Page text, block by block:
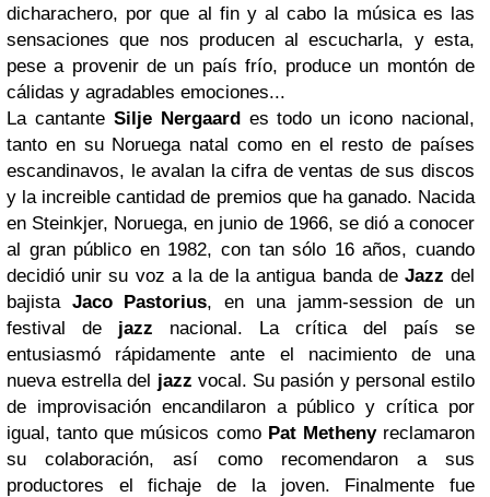
dicharachero, por que al fin y al cabo la música es las
sensaciones que nos producen al escucharla, y esta,
pese a provenir de un país frío, produce un montón de
cálidas y agradables emociones...
La cantante Silje Nergaardes todo un icono nacional,
tanto en su Noruega natal como en el resto de países
escandinavos, le avalan la cifra de ventas de sus discos
y la increible cantidad de premios que ha ganado. Nacida
en Steinkjer, Noruega, en junio de 1966, se dió a conocer
al gran público en 1982, con tan sólo 16 años, cuando
decidió unir su voz a la de la antigua banda de Jazz del
bajista Jaco Pastorius, en una jamm-session de un
festival de jazz nacional. La crítica del país se
entusiasmó rápidamente ante el nacimiento de una
nueva estrella del jazz vocal. Su pasión y personal estilo
de improvisación encandilaron a público y crítica por
igual, tanto que músicos como Pat Methenyreclamaron
su colaboración, así como recomendaron a sus
productores el fichaje de la joven. Finalmente fue